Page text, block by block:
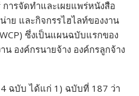
ารจัดทำและเผยแพร่หนังสือ
ย และกิจกรรไฮไลท์ของงาน
ซึ่งเป็นแผนฉบับแรกของ
องค์กรนายจ้าง องค์กรลูกจ้าง
ฉบับ ได้แก่ 1) ฉบับที่ 187 ว่า